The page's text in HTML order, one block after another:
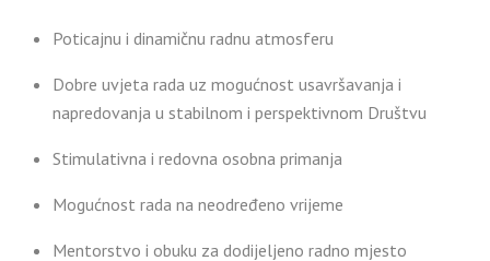
Poticajnu i dinamičnu radnu atmosferu
Dobre uvjeta rada uz mogućnost usavršavanja i
napredovanja u stabilnom i perspektivnom Društvu
Stimulativna i redovna osobna primanja
Mogućnost rada na neodređeno vrijeme
Mentorstvo i obuku za dodijeljeno radno mjesto